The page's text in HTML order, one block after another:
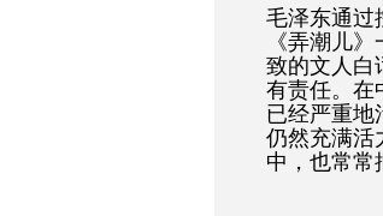
毛泽东通过
《弄潮儿
致的文人白
有责任。在
已经严重地
仍然充满活
中，也常常